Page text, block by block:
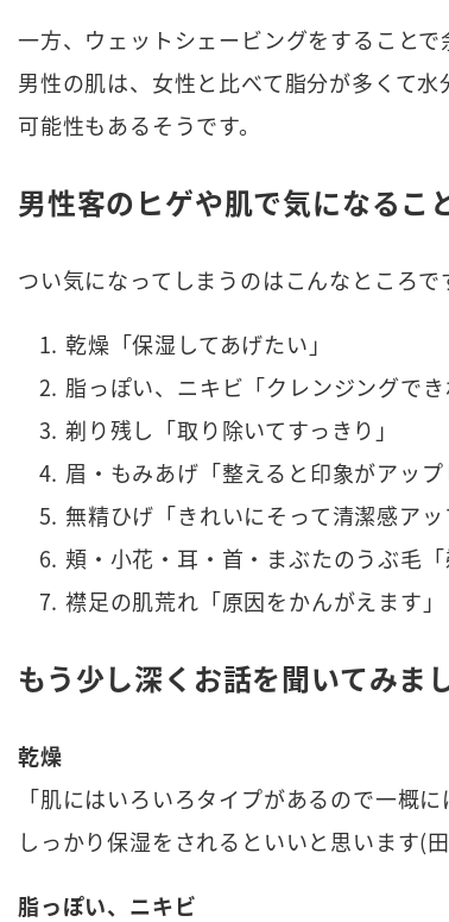
一方、ウェットシェービングをすること
男性の肌は、女性と比べて脂分が多くて
可能性もあるそうです。
男性客のヒゲや肌で気になるこ
つい気になってしまうのはこんなところで
乾燥「保湿してあげたい」
脂っぽい、ニキビ「クレンジングでき
剃り残し「取り除いてすっきり」
眉・もみあげ「整えると印象がアップ
無精ひげ「きれいにそって清潔感アッ
頬・小花・耳・首・まぶたのうぶ毛
襟足の肌荒れ「原因をかんがえます」
もう少し深くお話を聞いてみま
乾燥
「肌にはいろいろタイプがあるので一概
しっかり保湿をされるといいと思います(田
脂っぽい、ニキビ